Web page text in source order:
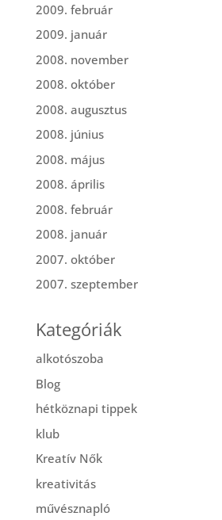
2009. február
2009. január
2008. november
2008. október
2008. augusztus
2008. június
2008. május
2008. április
2008. február
2008. január
2007. október
2007. szeptember
Kategóriák
alkotószoba
Blog
hétköznapi tippek
klub
Kreatív Nők
kreativitás
művésznapló